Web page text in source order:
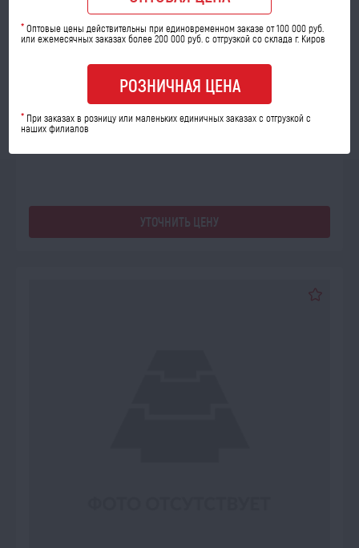
Фильтр воздушный CF710 (эл.без.) К-З Евро-5 (5490)
Код товара: 64020
УТОЧНИТЬ ЦЕНУ
*Оптовые цены действительны при единовременном заказе от 100 000 руб.
или ежемесячных заказах более 200 000 руб. с отгрузкой со склада г. Киров
РОЗНИЧНАЯ ЦЕНА
* При заказах в розницу или маленьких единичных заказах с отгрузкой с
наших филиалов